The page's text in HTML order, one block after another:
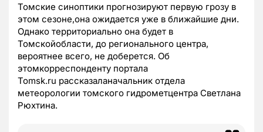
Томские синоптики прогнозируют первую грозу в
этом сезоне,она ожидается уже в ближайшие дни.
Однако территориально она будет в
Томскойобласти, до регионального центра,
вероятнее всего, не доберется. Об
этомкорреспонденту портала
Tomsk.ru рассказаланачальник отдела
метеорологии томского гидрометцентра Светлана
Рюхтина.